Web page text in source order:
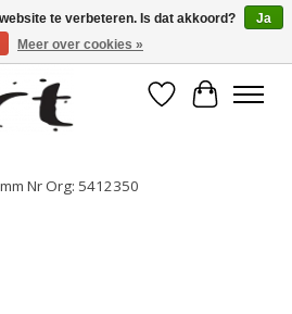
Verlanglijst
Nr Org: 5412350
te verbeteren. Is dat akkoord?
Ja
Meer over cookies »